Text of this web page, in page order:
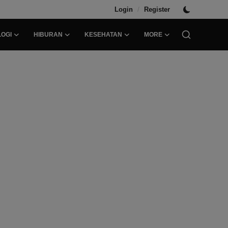
Login / Register
HIBURAN KESEHATAN MORE